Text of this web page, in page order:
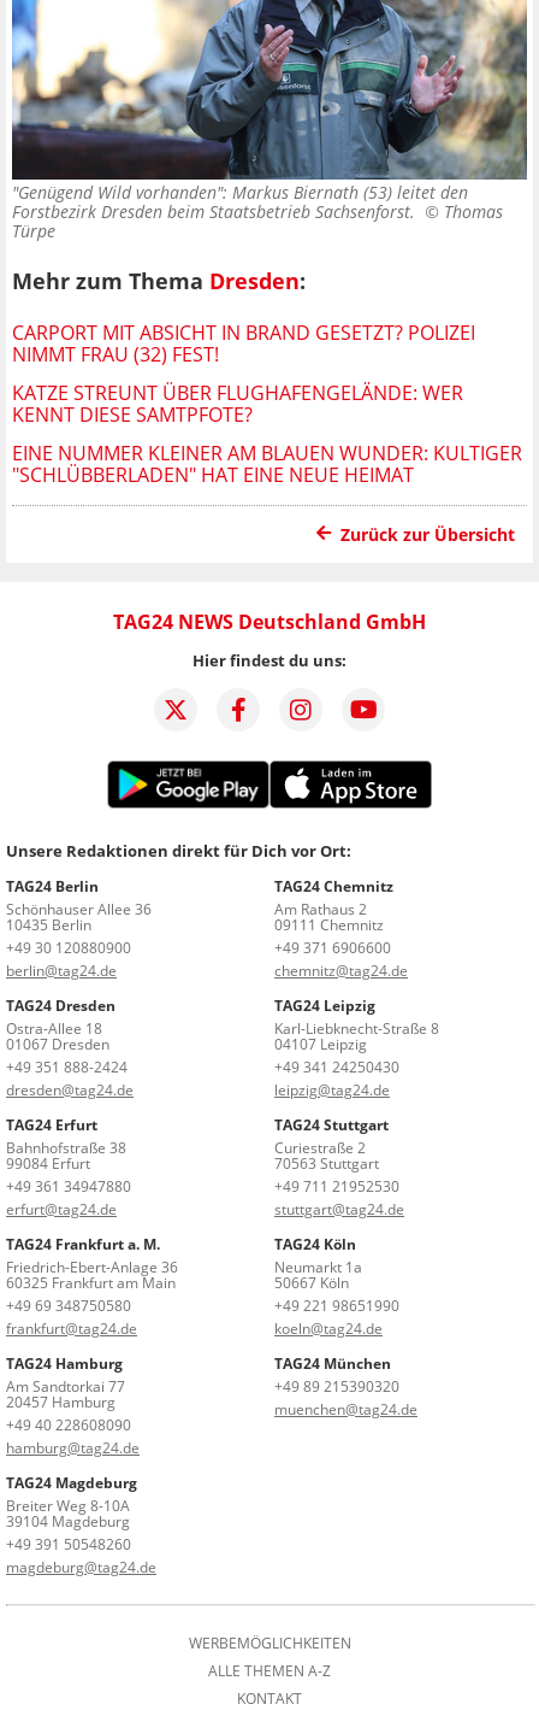
"Genügend Wild vorhanden": Markus Biernath (53) leitet den
Forstbezirk Dresden beim Staatsbetrieb Sachsenforst. © Thomas
Türpe
Mehr zum Thema Dresden:
CARPORT MIT ABSICHT IN BRAND GESETZT? POLIZEI
NIMMT FRAU (32) FEST!
KATZE STREUNT ÜBER FLUGHAFENGELÄNDE: WER
KENNT DIESE SAMTPFOTE?
EINE NUMMER KLEINER AM BLAUEN WUNDER: KULTIGER
"SCHLÜBBERLADEN" HAT EINE NEUE HEIMAT
Zurück zur Übersicht
TAG24 NEWS Deutschland GmbH
Hier findest du uns:
Unsere Redaktionen direkt für Dich vor Ort:
TAG24 Berlin
Schönhauser Allee 36
10435 Berlin
+49 30 120880900
berlin@tag24.de
TAG24 Chemnitz
Am Rathaus 2
09111 Chemnitz
+49 371 6906600
chemnitz@tag24.de
TAG24 Dresden
Ostra-Allee 18
01067 Dresden
+49 351 888-2424
dresden@tag24.de
TAG24 Leipzig
Karl-Liebknecht-Straße 8
04107 Leipzig
+49 341 24250430
leipzig@tag24.de
TAG24 Erfurt
Bahnhofstraße 38
99084 Erfurt
+49 361 34947880
erfurt@tag24.de
TAG24 Stuttgart
Curiestraße 2
70563 Stuttgart
+49 711 21952530
stuttgart@tag24.de
TAG24 Frankfurt a. M.
Friedrich-Ebert-Anlage 36
60325 Frankfurt am Main
+49 69 348750580
frankfurt@tag24.de
TAG24 Köln
Neumarkt 1a
50667 Köln
+49 221 98651990
koeln@tag24.de
TAG24 Hamburg
Am Sandtorkai 77
20457 Hamburg
+49 40 228608090
hamburg@tag24.de
TAG24 München
+49 89 215390320
muenchen@tag24.de
TAG24 Magdeburg
Breiter Weg 8-10A
39104 Magdeburg
+49 391 50548260
magdeburg@tag24.de
WERBEMÖGLICHKEITEN
ALLE THEMEN A-Z
KONTAKT